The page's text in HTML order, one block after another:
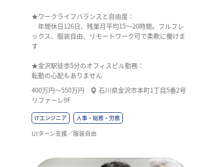
★ワークライフバランスと自由度：
年間休日126日、残業月平均15〜20時間。フルフレ
ックス、服装自由、リモートワーク可で柔軟に働けま
す
★金沢駅徒歩5分のオフィスビル勤務：
転勤の心配もありません
400万円〜550万円
石川県金沢市本町1丁目5番2号
リファーレ9F
ITエンジニア 人事・総務・労務
UIターン支援／服装自由